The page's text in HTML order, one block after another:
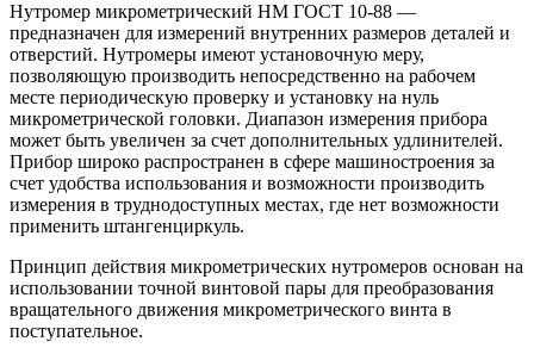
Нутромер микрометрический НМ ГОСТ 10-88 —
предназначен для измерений внутренних размеров деталей и
отверстий. Нутромеры имеют установочную меру,
позволяющую производить непосредственно на рабочем
месте периодическую проверку и установку на нуль
микрометрической головки. Диапазон измерения прибора
может быть увеличен за счет дополнительных удлинителей.
Прибор широко распространен в сфере машиностроения за
счет удобства использования и возможности производить
измерения в труднодоступных местах, где нет возможности
применить штангенциркуль.
Принцип действия микрометрических нутромеров основан на
использовании точной винтовой пары для преобразования
вращательного движения микрометрического винта в
поступательное.